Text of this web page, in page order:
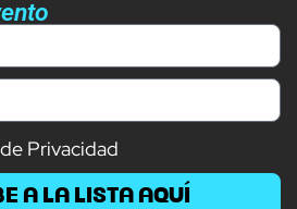
Privacidad
A LA LISTA AQUÍ